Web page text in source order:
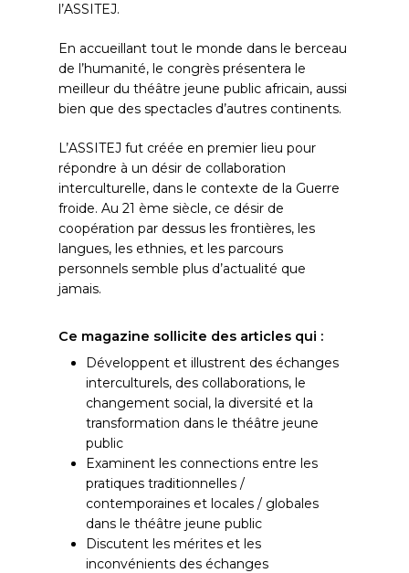
l’ASSITEJ.
En accueillant tout le monde dans le berceau
de l’humanité, le congrès présentera le
meilleur du théâtre jeune public africain, aussi
bien que des spectacles d’autres continents.
L’ASSITEJ fut créée en premier lieu pour
répondre à un désir de collaboration
interculturelle, dans le contexte de la Guerre
froide. Au 21 ème siècle, ce désir de
coopération par dessus les frontières, les
langues, les ethnies, et les parcours
personnels semble plus d’actualité que
jamais.
Ce magazine sollicite des articles qui :
Développent et illustrent des échanges
interculturels, des collaborations, le
changement social, la diversité et la
transformation dans le théâtre jeune
public
Examinent les connections entre les
pratiques traditionnelles /
contemporaines et locales / globales
dans le théâtre jeune public
Discutent les mérites et les
inconvénients des échanges